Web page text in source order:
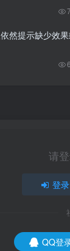
然提示缺少效
请
登录
QQ登